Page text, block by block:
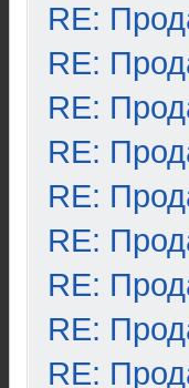
RE:
RE:
RE:
RE:
RE:
RE:
RE:
RE:
RE: